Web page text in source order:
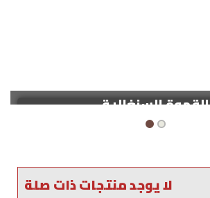
القهوة السنغالية
لا يوجد منتجات ذات صلة